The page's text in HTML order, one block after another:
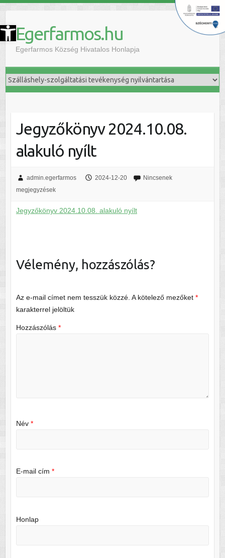
Eszköztár megnyitása Egerfarmos.hu
Egerfarmos Község Hivatalos Honlapja
Jegyzőkönyv 2024.10.08.
alakuló nyílt
admin.egerfarmos 2024-12-20
Nincsenek
megjegyzések
Jegyzőkönyv 2024.10.08. alakuló nyílt
Vélemény, hozzászólás?
Az e-mail címet nem tesszük közzé. A kötelező mezőket *
karakterrel jelöltük
Hozzászólás *
Név *
E-mail cím *
Honlap